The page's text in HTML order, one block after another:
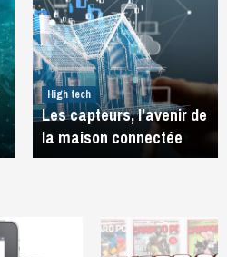
High tech
Les capteurs, l’avenir de
la maison connectée